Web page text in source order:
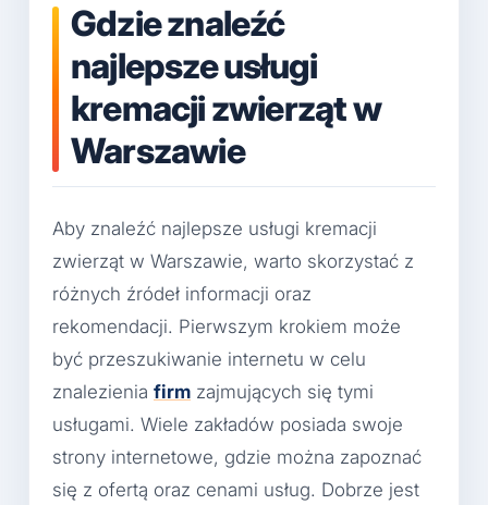
Gdzie znaleźć
najlepsze usługi
kremacji zwierząt w
Warszawie
Aby znaleźć najlepsze usługi kremacji
zwierząt w Warszawie, warto skorzystać z
różnych źródeł informacji oraz
rekomendacji. Pierwszym krokiem może
być przeszukiwanie internetu w celu
znalezienia firm zajmujących się tymi
usługami. Wiele zakładów posiada swoje
strony internetowe, gdzie można zapoznać
się z ofertą oraz cenami usług. Dobrze jest